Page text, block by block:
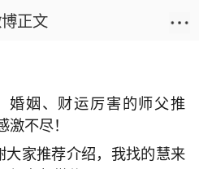
到我家做客
21:15:18 23 9 赞
正文
姻、财运厉害的师父推
不尽！
大家推荐介绍，我找的慧来